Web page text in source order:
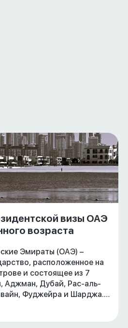
визы ОАЭ
возраста
Эмираты (ОАЭ) –
расположенное на
и состоящее из 7
Аджман, Дубай, Рас-аль-
Фуджейра и Шарджа.